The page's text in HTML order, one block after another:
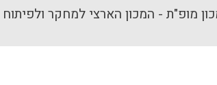
מופ"ת - המכון הארצי למחקר